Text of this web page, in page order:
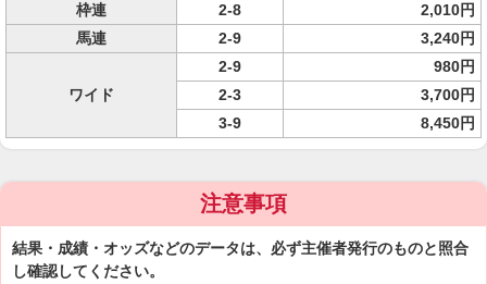
枠連
2-8
2,010円
馬連
2-9 3,240円
ワイド
2-9
980円
2-3
3,700円
3-9
8,450円
注意事項
結果・成績・オッズなどのデータは、必ず主催者発行のものと照合
し確認してください。